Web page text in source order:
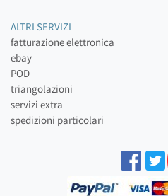
ALTRI SERVIZI
fatturazione elettronica
ebay
POD
triangolazioni
servizi extra
spedizioni particolari